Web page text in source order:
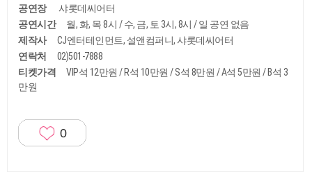
공연장
샤롯데씨어터
공연시간
월, 화, 목 8시 / 수, 금, 토 3시, 8시 / 일 공연 없음
제작사
CJ엔터테인먼트, 설앤컴퍼니, 샤롯데씨어터
연락처
02)501-7888
티켓가격
VIP석 12만원 / R석 10만원 / S석 8만원 / A석 5만원 / B석 3
만원
0